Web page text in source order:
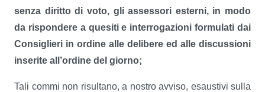
senza diritto di voto, gli assessori esterni, in modo
da rispondere a quesiti e interrogazioni formulati dai
Consiglieri in ordine alle delibere ed alle discussioni
inserite all’ordine del giorno;
Tali commi non risultano, a nostro avviso, esaustivi sulla